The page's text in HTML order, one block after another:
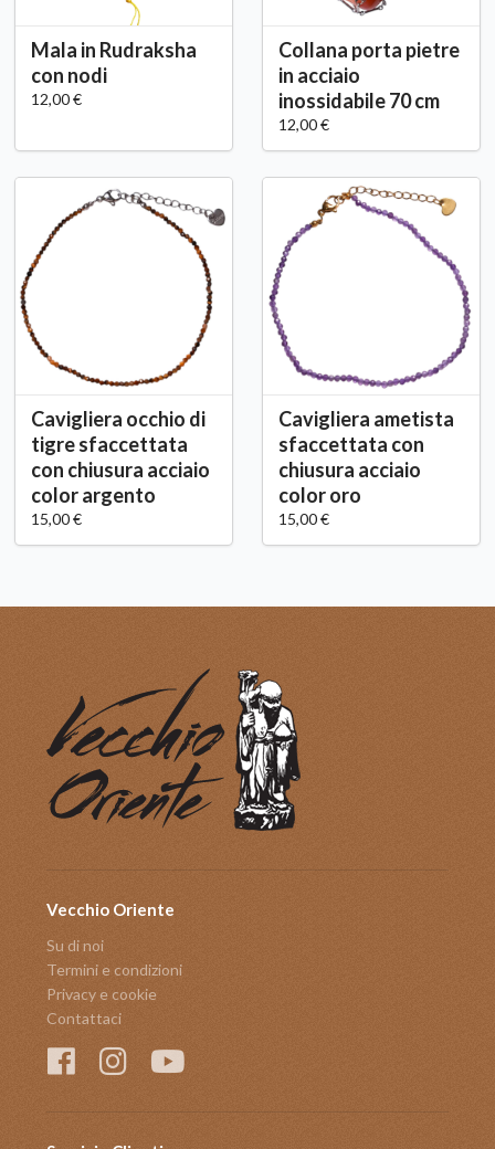
Mala in Rudraksha
con nodi
12,00 €
Collana porta pietre
in acciaio
inossidabile 70 cm
12,00 €
Cavigliera occhio di
tigre sfaccettata
con chiusura acciaio
color argento
15,00 €
Cavigliera ametista
sfaccettata con
chiusura acciaio
color oro
15,00 €
Vecchio Oriente
Su di noi
Termini e condizioni
Privacy e cookie
Contattaci